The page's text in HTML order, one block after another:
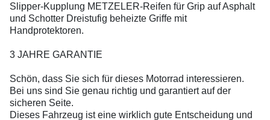
Slipper-Kupplung METZELER-Reifen für Grip auf Asphalt
und Schotter Dreistufig beheizte Griffe mit
Handprotektoren.
3 JAHRE GARANTIE
Schön, dass Sie sich für dieses Motorrad interessieren.
Bei uns sind Sie genau richtig und garantiert auf der
sicheren Seite.
Dieses Fahrzeug ist eine wirklich gute Entscheidung und